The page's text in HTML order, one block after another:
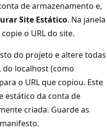
de armazenamento e,
Site Estático. Na janela
o URL do site.
do projeto e altere todas
do localhost (como
o URL que copiou. Este
estático da conta de
criada. Guarde as